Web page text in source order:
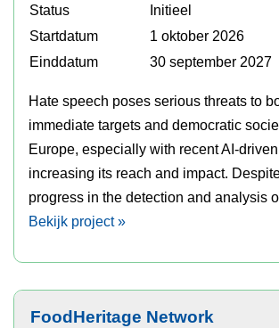
Status
Initieel
Startdatum
1 oktober 2026
Einddatum
30 september 2027
Hate speech poses serious threats to
immediate targets and democratic
Europe, especially with recent AI-
increasing its reach and impact.
progress in the detection and analysis
Bekijk project »
FoodHeritage Network